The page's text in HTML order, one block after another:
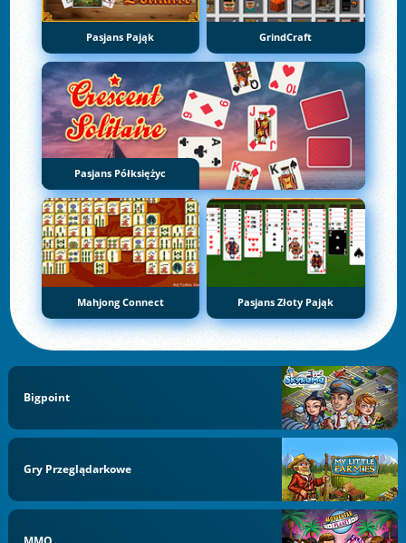
Pasjans Pająk GrindCraft
Pasjans Półksiężyc
Mahjong Connect Pasjans Złoty Pająk
Bigpoint
Gry Przeglądarkowe